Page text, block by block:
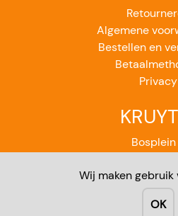
Wij maken gebruik
OK
Algemene
Bestellen en
Privacy
Bosplein
071-
Contact